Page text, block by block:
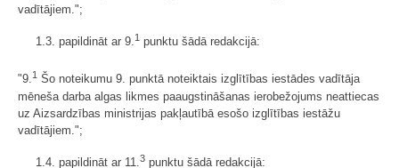
vadītājiem.";
1.3. papildināt ar 9.1 punktu šādā redakcijā:
"9.1 Šo noteikumu 9. punktā noteiktais izglītības iestādes vadītāja
mēneša darba algas likmes paaugstināšanas ierobežojums neattiecas
uz Aizsardzības ministrijas pakļautībā esošo izglītības iestāžu
vadītājiem.";
1.4. papildināt ar 11. 3 punktu šādā redakcijā: